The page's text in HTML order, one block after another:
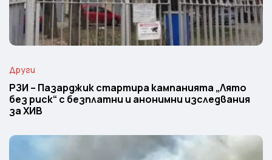
Други
РЗИ – Пазарджик стартира кампанията „Лято
без риск“ с безплатни и анонимни изследвания
за ХИВ